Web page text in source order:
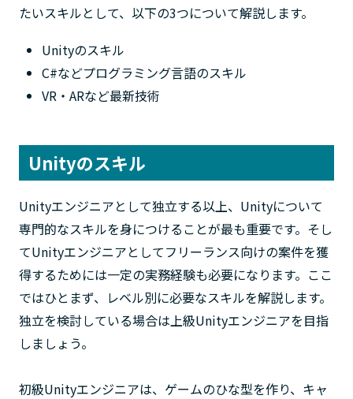
たいスキルとして、以下の3つについて解説します。
Unityのスキル
C#などプログラミング言語のスキル
VR・ARなど最新技術
Unityのスキル
Unityエンジニアとして独立する以上、Unityについて
専門的なスキルを身につけることが最も重要です。そし
てUnityエンジニアとしてフリーランス向けの案件を獲
得するためには一定の実務経験も必要になります。ここ
ではひとまず、レベル別に必要なスキルを解説します。
独立を検討している場合は上級Unityエンジニアを目指
しましょう。
初級Unityエンジニアは、ゲームのひな型を作り、キャ